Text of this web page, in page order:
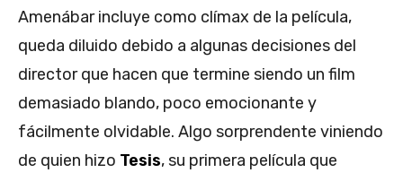
Amenábar incluye como clímax de la película,
queda diluido debido a algunas decisiones del
director que hacen que termine siendo un film
demasiado blando, poco emocionante y
fácilmente olvidable. Algo sorprendente viniendo
de quien hizo Tesis, su primera película que